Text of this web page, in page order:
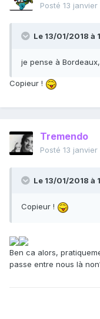
Posté 13 janvier
Le 13/01/2018 à
je pense à
Copieur !
Tremendo
Posté 13 janvier
Le 13/01/2018 à
Copieur !
Ben ca alors,
passe entre nous là